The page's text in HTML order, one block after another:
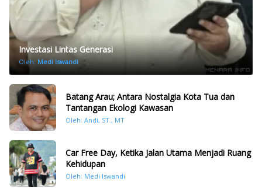
Investasi Lintas Generasi
Oleh: Medi Iswandi
Batang Arau; Antara Nostalgia Kota Tua dan
Tantangan Ekologi Kawasan
Oleh: Andi, ST., MT
Car Free Day, Ketika Jalan Utama Menjadi Ruang
Kehidupan
Oleh: Medi Iswandi